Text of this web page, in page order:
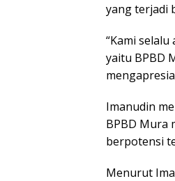
yang terjadi
“Kami
yaitu BPBD
Imanudin
BPBD Mura
berpotensi
Menurut